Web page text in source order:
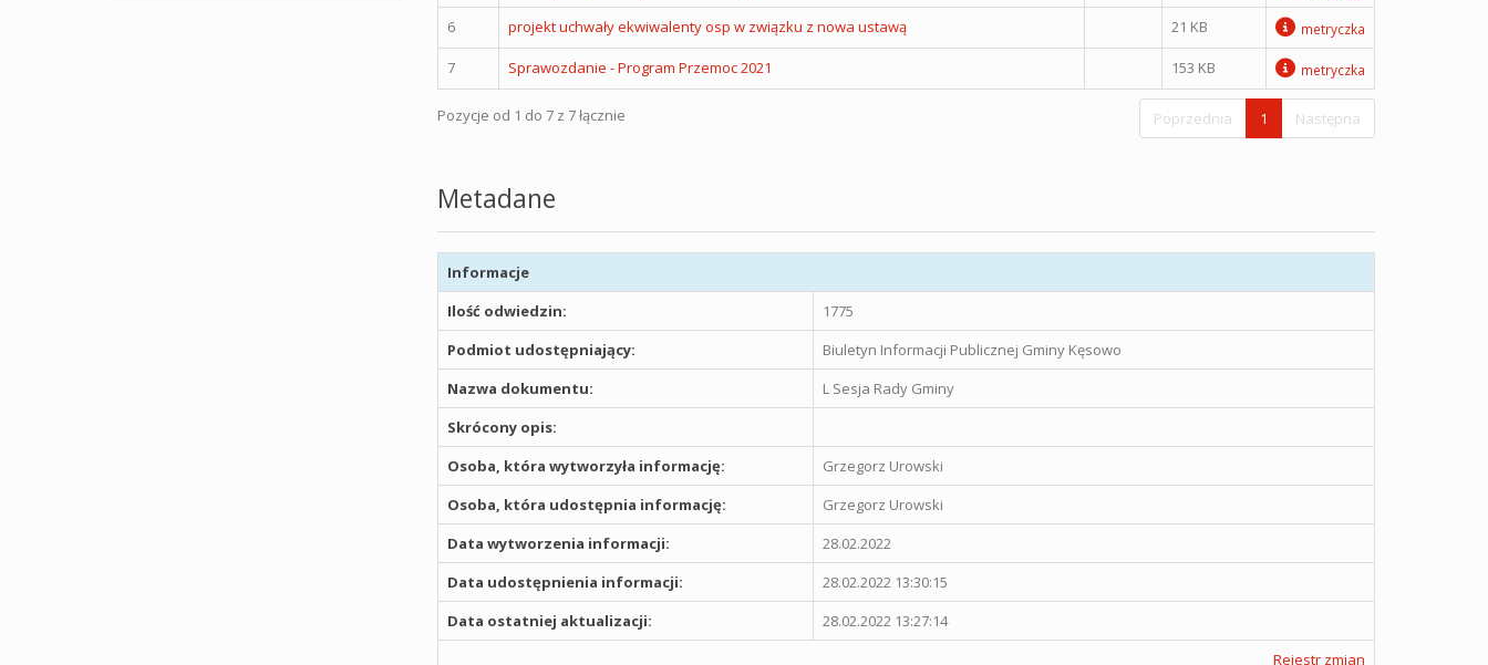
6 projekt uchwały ekwiwalenty osp w związku z nowa ustawą 21 KB metryczka
7 Sprawozdanie - Program Przemoc 2021 153 KB metryczka
Pozycje od 1 do 7 z 7 łącznie Poprzednia 1 Następna
Metadane
Informacje
Ilość odwiedzin:
1775
Podmiot udostępniający:
Biuletyn Informacji Publicznej Gminy Kęsowo
Nazwa dokumentu:
L Sesja Rady Gminy
Skrócony opis:
Osoba, która wytworzyła informację:
Grzegorz Urowski
Osoba, która udostępnia informację:
Grzegorz Urowski
Data wytworzenia informacji:
28.02.2022
Data udostępnienia informacji:
28.02.2022 13:30:15
Data ostatniej aktualizacji:
28.02.2022 13:27:14
Rejestr zmian